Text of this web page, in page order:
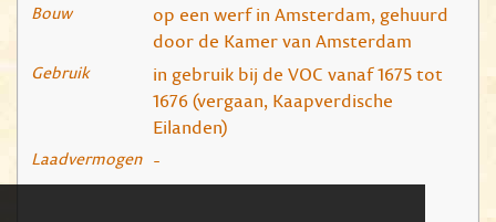
Bouw
op een werf in Amsterdam, gehuurd
door de Kamer van Amsterdam
Gebruik
in gebruik bij de VOC vanaf 1675 tot
1676 (vergaan, Kaapverdische
Eilanden)
Laadvermogen -